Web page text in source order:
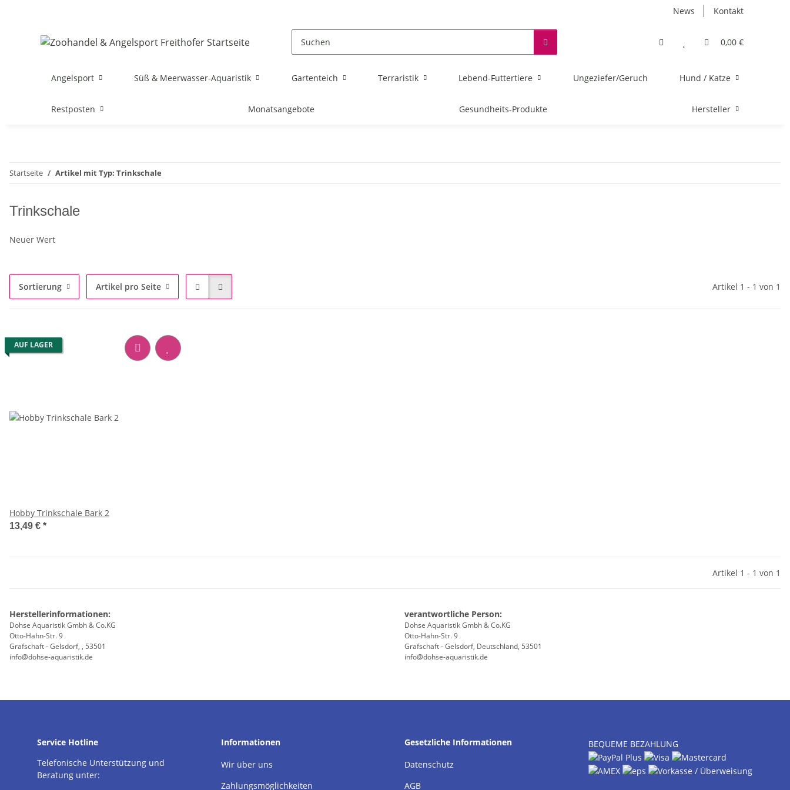
News Kontakt
0,00 €
Angelsport Süß & Meerwasser-Aquaristik Gartenteich Terraristik Lebend-Futtertiere Ungeziefer/Geruch Hund / Katze
Restposten Monatsangebote Gesundheits-Produkte Hersteller
Startseite Artikel mit Typ: Trinkschale
Trinkschale
Neuer Wert
Sortierung Artikel pro Seite Artikel 1 - 1 von 1
AUF LAGER
Hobby Trinkschale Bark 2
13,49 € *
Artikel 1 - 1 von 1
Herstellerinformationen:
Dohse Aquaristik Gmbh & Co.KG
Otto-Hahn-Str. 9
Grafschaft - Gelsdorf, , 53501
info@dohse-aquaristik.de
verantwortliche Person:
Dohse Aquaristik Gmbh & Co.KG
Otto-Hahn-Str. 9
Grafschaft - Gelsdorf, Deutschland, 53501
info@dohse-aquaristik.de
Service Hotline
Telefonische Unterstützung und
Beratung unter:
Informationen
Wir über uns
Zahlungsmöglichkeiten
Gesetzliche Informationen
Datenschutz
AGB
BEQUEME BEZAHLUNG